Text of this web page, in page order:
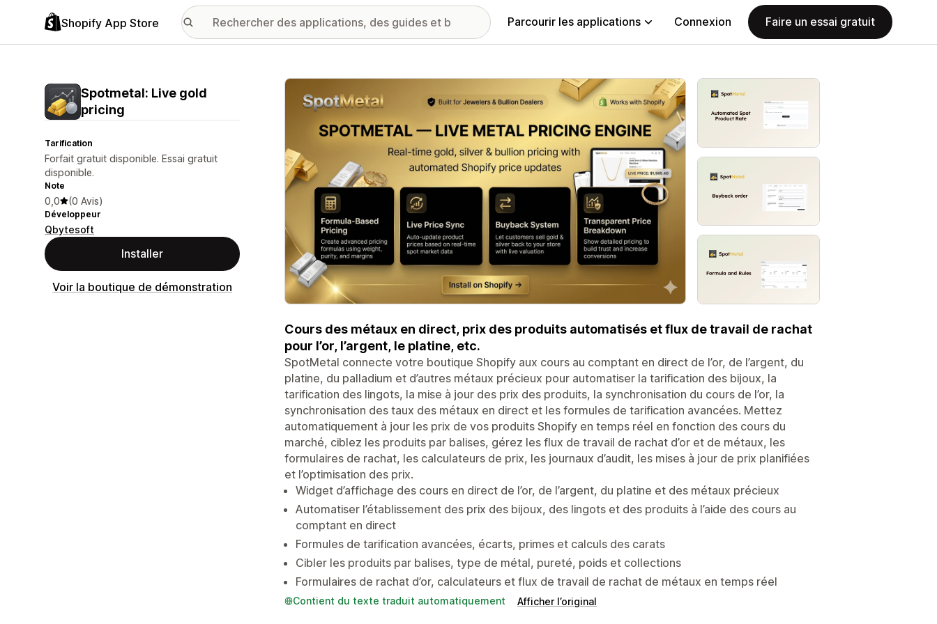
Shopify App Store Parcourir les applications Connexion Faire un essai gratuit
Spotmetal: Live gold
pricing
Tarification
Forfait gratuit disponible. Essai gratuit
disponible.
Note
0,0 (0 Avis)
Développeur
Qbytesoft
Installer
Voir la boutique de démonstration
Galerie d’images vedette
Cours des métaux en direct, prix des produits automatisés et flux de travail de rachat
pour l’or, l’argent, le platine, etc.
SpotMetal connecte votre boutique Shopify aux cours au comptant en direct de l’or, de l’argent, du
platine, du palladium et d’autres métaux précieux pour automatiser la tarification des bijoux, la
tarification des lingots, la mise à jour des prix des produits, la synchronisation du cours de l’or, la
synchronisation des taux des métaux en direct et les formules de tarification avancées. Mettez
automatiquement à jour les prix de vos produits Shopify en temps réel en fonction des cours du
marché, ciblez les produits par balises, gérez les flux de travail de rachat d’or et de métaux, les
formulaires de rachat, les calculateurs de prix, les journaux d’audit, les mises à jour de prix planifiées
et l’optimisation des prix.
Widget d’affichage des cours en direct de l’or, de l’argent, du platine et des métaux précieux
Automatiser l’établissement des prix des bijoux, des lingots et des produits à l’aide des cours au
comptant en direct
Formules de tarification avancées, écarts, primes et calculs des carats
Cibler les produits par balises, type de métal, pureté, poids et collections
Formulaires de rachat d’or, calculateurs et flux de travail de rachat de métaux en temps réel
Contient du texte traduit automatiquement Afficher l’original